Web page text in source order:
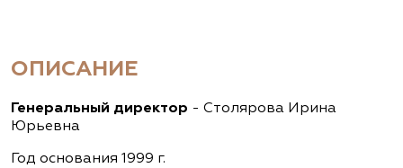
ОПИСАНИЕ
Генеральный директор - Столярова Ирина
Юрьевна
Год основания 1999 г.